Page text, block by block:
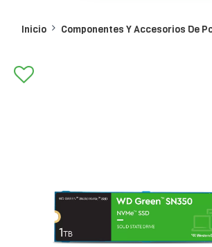
Inicio Componentes Y Accesorios De